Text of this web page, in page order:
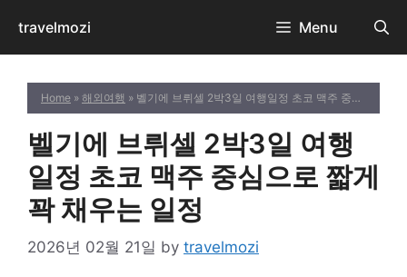
content
travelmozi Menu
Home » 해외여행 » 벨기에 브뤼셀 2박3일 여행일정 초코 맥주 중심으로 짧게 꽉 채우는 일정
벨기에 브뤼셀 2박3일 여행
일정 초코 맥주 중심으로 짧게
꽉 채우는 일정
2026년 02월 21일 by travelmozi